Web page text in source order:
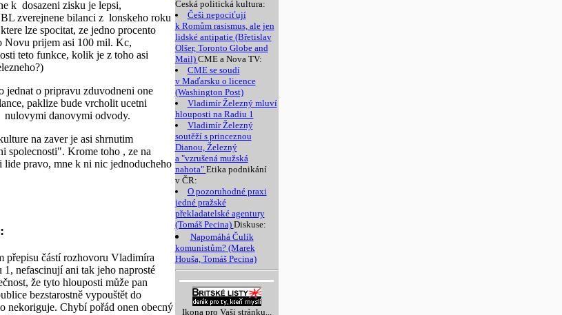
Česká politická kultura:
Češi nepociťují
k Romům rasismus, ale jen
lidské antipatie (Břetislav
Olšer, Toronto Globe and
Mail) CME a Nova TV:
CME se soudí
v Maďarsku o licence
(Washington Post)
Vladimír Železný mluví
hlouposti na Radiu 1
Vladimír Železný
soutěží s princeznou
Dianou, Železný
a "vzrušená mužská
nahota" Etika podnikání
v ČR:
O pozoruhodné praxi
jedné pražské
překladatelské agentury
(Tomáš Pecina) Diskuse:
Napomáhá Čulík
komunistům? (Marek
Houša, Tomáš Pecina)
Ikona pro Vaši stránku...
k dosazeni zisku je lepsi,
zverejnene bilanci z lonskeho roku
lze spocitat, ze jedno procento
Novu prijem asi 100 mil. Kc,
teto funkce, kolik je z toho asi
jednat o pripravu zduvodneni one
paklize bude vrcholit ucetni
danovymi odvody.
na zaver je asi shrnutim
spolecnosti". Krome toho , ze na
lide pravo, mne k ni nic jednoducheho
přepisu částí rozhovoru Vladimíra
1, nefascinují ani tak jeho naprosté
že tyto hlouposti může pan
bezstarostně vypouštět do
nekoriguje. Chybí pořád onen obecný